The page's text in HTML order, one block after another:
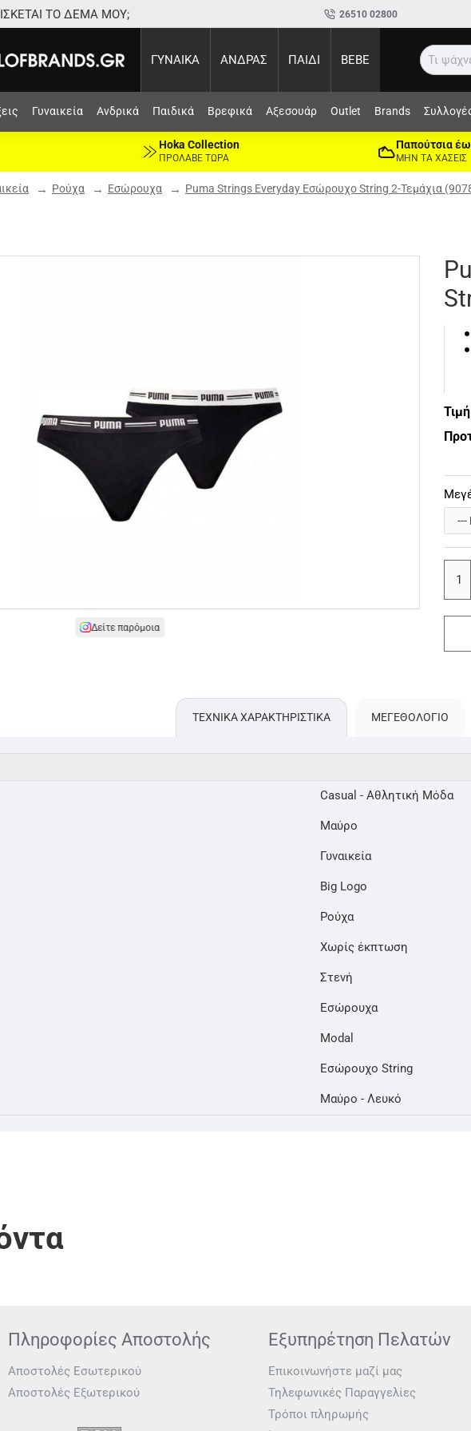
ΤΟ ΔΕΜΑ ΜΟΥ; 26510 02800
ΓΥΝΑΙΚΑ ΑΝΔΡΑΣ ΠΑΙΔΙ BEBE Αν
Γυναικεία Ανδρικά Παιδικά Βρεφικά Αξεσουάρ Outlet Brands
Ρούχα Εσώρουχα Puma Strings Everyday Εσώρουχο String 2-Τεμάχια
Hoka Collection
ΠΡΟΛΑΒΕ ΤΩΡΑ
Παπούτσια
ΜΗΝ ΤΑ ΧΑΣΕΙΣ
Δείτε παρόμοια
ΤΕΧΝΙΚΑ ΧΑΡΑΚΤΗΡΙΣΤΙΚΑ ΜΕΓΕΘΟΛΌΓΙΟ
Casual - Αθλητική Μόδα
Μαύρο
Γυναικεία
Big Logo
Ρούχα
Χωρίς έκπτωση
Στενή
Εσώρουχα
Modal
Εσώρουχο String
Μαύρο - Λευκό
Πληροφορίες Αποστολής
Αποστολές Εσωτερικού
Αποστολές Εξωτερικού
Εξυπηρέτηση Πελατών
Επικοινωνήστε μαζί μας
Τηλεφωνικές Παραγγελίες
Τρόποι πληρωμής